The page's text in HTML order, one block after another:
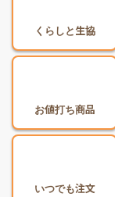
くらしと生協
お値打ち商品
いつでも注文